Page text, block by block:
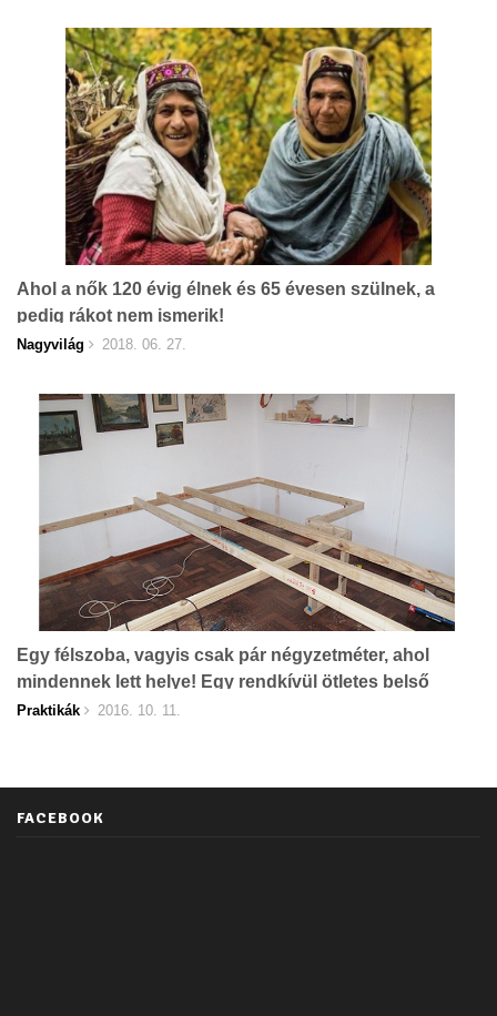
Ahol a nők 120 évig élnek és 65 évesen szülnek, a
pedig rákot nem ismerik!
Nagyvilág 2018. 06. 27.
Egy félszoba, vagyis csak pár négyzetméter, ahol
mindennek lett helye! Egy rendkívül ötletes belső
átalakítás!
Praktikák 2016. 10. 11.
FACEBOOK